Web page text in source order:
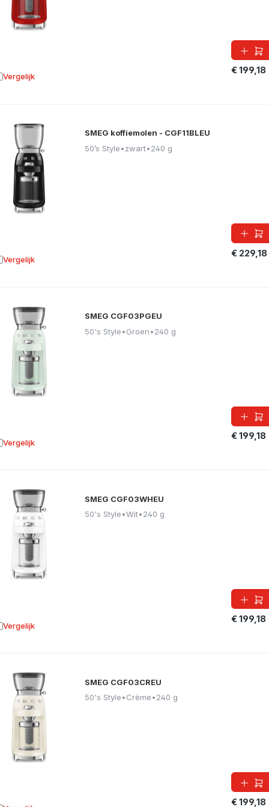
€ 199,18
Vergelijk aan vergelijking
SMEG koffiemolen - CGF11BLEU
50’s Style•zwart•240 g
€ 229,18
Vergelijk aan vergelijking
SMEG CGF03PGEU
50's Style•Groen•240 g
€ 199,18
Vergelijk aan vergelijking
SMEG CGF03WHEU
50's Style•Wit•240 g
€ 199,18
Vergelijk aan vergelijking
SMEG CGF03CREU
50's Style•Crème•240 g
€ 199,18